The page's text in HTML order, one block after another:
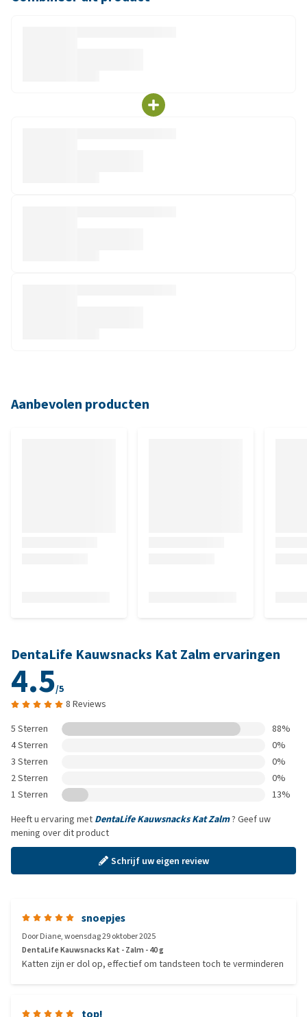
Aanbevolen producten
DentaLife Kauwsnacks Kat Zalm ervaringen
4.5/5
8 Reviews
5 Sterren
88%
4 Sterren
0%
3 Sterren
0%
2 Sterren
0%
1 Sterren
13%
Heeft u ervaring met DentaLife Kauwsnacks Kat Zalm? Geef uw
mening over dit product
Schrijf uw eigen review
snoepjes
DoorDiane,woensdag 29 oktober 2025
DentaLife Kauwsnacks Kat - Zalm - 40 g
Katten zijn er dol op, effectief om tandsteen toch te verminderen
top!